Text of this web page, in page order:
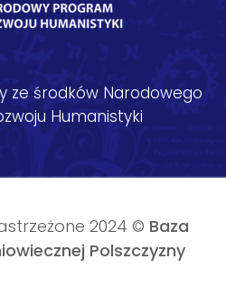
ze środków Narodowego
Humanistyki
2024 © Baza
Polszczyzny